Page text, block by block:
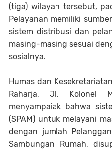
(tiga) wilayah tersebut,
Pelayanan memiliki
sistem distribusi dan
masing-masing sesuai
sosialnya.
Humas dan
Raharja, Jl. Kolonel
menyampaiak bahwa
(SPAM) untuk melayani
dengan jumlah
Sambungan Rumah,